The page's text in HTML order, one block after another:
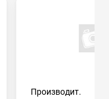
Производит.